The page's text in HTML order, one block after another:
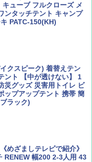
地球の歩き方A ヨーロッ
キューブ フルクローズ メ
ンタッチテント キャンプ
PATC-150(KH)
クスピーク) 着替えテン
ント 【中が透けない】 1
災グッズ 災害用トイレ ビ
ップアップテント 携帯 簡
ラック)
めざましテレビで紹介》
RENEW 幅200 2-3人用 43